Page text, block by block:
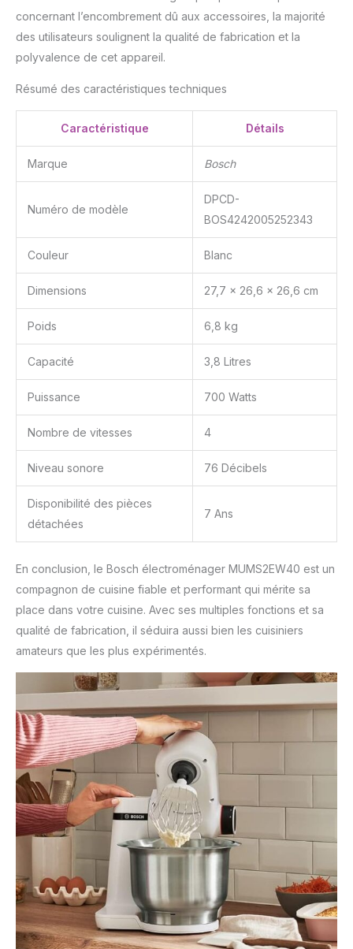
Ils passent tous au lave-
vaisselle.
concernant l’encombrement dû aux accessoires, la majorité
des utilisateurs soulignent la qualité de fabrication et la
polyvalence de cet appareil.
Résumé des caractéristiques techniques
Caractéristique Détails
Marque Bosch
Numéro de modèle
DPCD-
BOS4242005252343
Couleur Blanc
Dimensions 27,7 x 26,6 x 26,6 cm
Poids 6,8 kg
Capacité 3,8 Litres
Puissance 700 Watts
Nombre de vitesses 4
Niveau sonore 76 Décibels
Disponibilité des pièces
détachées
7 Ans
En conclusion, le Bosch électroménager MUMS2EW40 est un
compagnon de cuisine fiable et performant qui mérite sa
place dans votre cuisine. Avec ses multiples fonctions et sa
qualité de fabrication, il séduira aussi bien les cuisiniers
amateurs que les plus expérimentés.